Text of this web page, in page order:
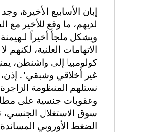
إبان الأسابيع
لديهم، ما وقع للأخير مع
ويشكل ملجأ أخيراً
الاتهامات العلنية،
كولومبيا إلى واشنطن،
غير أخلاقي وشبقي". إذن،
وعقوبات جنسية على
سوق الاستغلال الجنسي،
الضغط الأوروبي